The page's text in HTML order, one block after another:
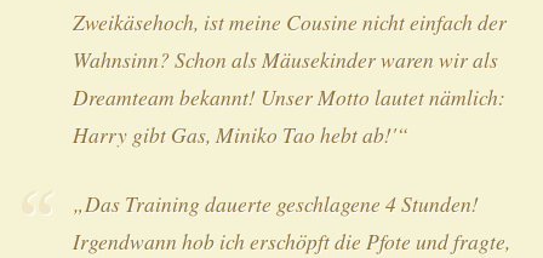
Zweikäsehoch, ist meine Cousine nicht einfach der
Wahnsinn? Schon als Mäusekinder waren wir als
Dreamteam bekannt! Unser Motto lautet nämlich:
Harry gibt Gas, Miniko Tao hebt ab!'“
„Das Training dauerte geschlagene 4 Stunden!
Irgendwann hob ich erschöpft die Pfote und fragte,